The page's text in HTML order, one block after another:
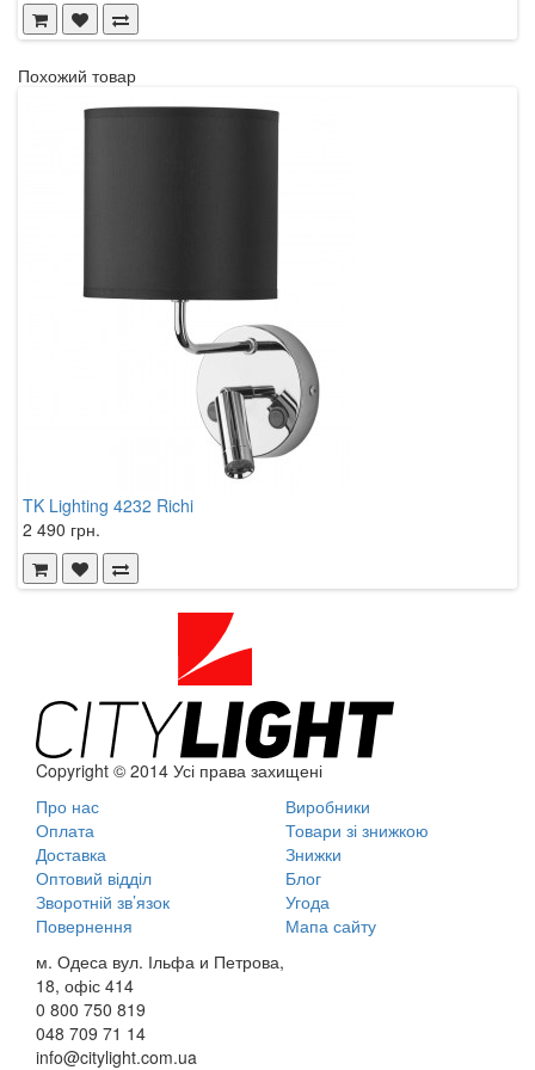
Похожий товар
TK Lighting 4232 Richi
2 490 грн.
Copyright © 2014 Усі права захищені
Про нас
Оплата
Доставка
Оптовий відділ
Зворотній зв’язок
Повернення
Виробники
Товари зі знижкою
Знижки
Блог
Угода
Мапа сайту
м. Одеса вул. Ільфа и Петрова,
18, офіс 414
0 800 750 819
048 709 71 14
info@citylight.com.ua